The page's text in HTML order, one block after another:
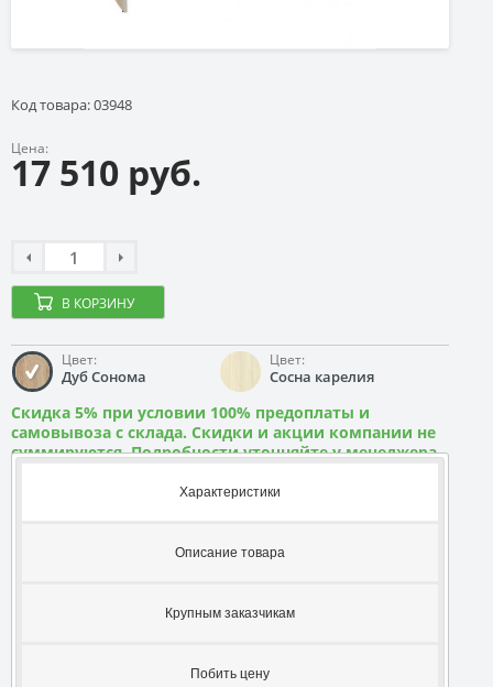
Код товара: 03948
Цена:
17 510 руб.
В КОРЗИНУ
Цвет:
Дуб Сонома
Цвет:
Сосна карелия
Скидка 5% при условии 100% предоплаты и
самовывоза с склада. Скидки и акции компании не
суммируются. Подробности уточняйте у менеджера
Характеристики
Описание товара
Крупным заказчикам
Побить цену